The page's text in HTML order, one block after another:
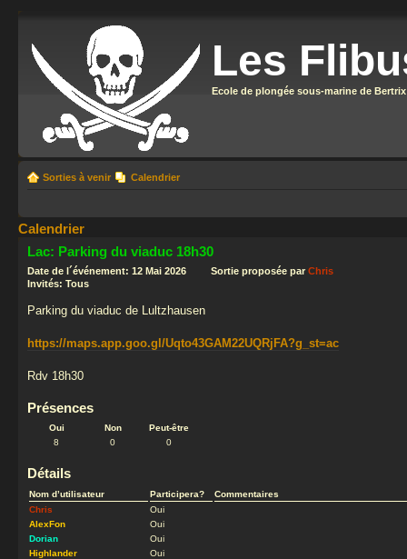
Les
Ecole de plongée sous-marine de Bertrix
Sorties à venir Calendrier
Calendrier
Lac: Parking du viaduc 18h30
Date de l´événement: 12 Mai 2026 Sortie proposée par Chris
Invités: Tous
Parking du viaduc de Lultzhausen
https://maps.app.goo.gl/Uqto43GAM22UQRjFA?g_st=ac
Rdv 18h30
Présences
Oui Non
Peut-être
8
0 0
Détails
Nom d’utilisateur Participera?
Commentaires
Chris
Oui
AlexFon
Oui
Dorian
Oui
Highlander
Oui